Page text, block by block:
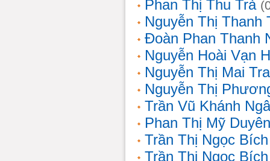
Phan Thị Thu Trà
Nguyễn Thị Thanh
Đoàn Phan Thanh
Nguyễn Hoài Vạn
Nguyễn Thị Mai
Nguyễn Thị
Trần Vũ Khánh
Phan Thị Mỹ Duyên
Trần Thị Ngọc Bích
Trần Thị Ngọc Bích